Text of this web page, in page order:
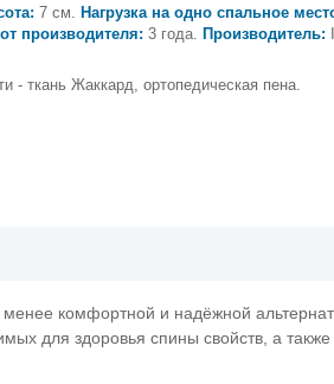
7 см.
Нагрузка на одно спальное
производителя: 3 года. Производитель:
- ткань Жаккард, ортопедическая пена.
комфортной и надёжной
для здоровья спины свойств, а также